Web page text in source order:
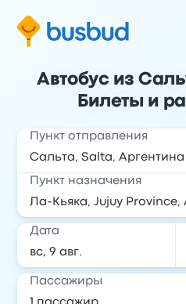
Автобус из
Билеты и
Пункт отправления
Пункт назначения
Дата
Пассажиры